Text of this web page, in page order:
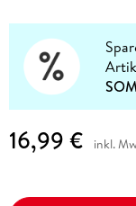
16,99 € inkl.